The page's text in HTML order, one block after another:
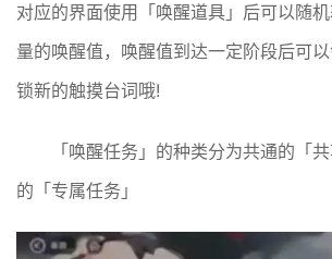
对应的界面使用「唤醒道具」后可以随
量的唤醒值，唤醒值到达一定阶段后可
锁新的触摸台词哦!
「唤醒任务」的种类分为共通的「
的「专属任务」